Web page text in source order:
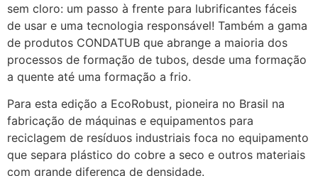
sem cloro: um passo à frente para lubrificantes fáceis
de usar e uma tecnologia responsável! Também a gama
de produtos CONDATUB que abrange a maioria dos
processos de formação de tubos, desde uma formação
a quente até uma formação a frio.
Para esta edição a EcoRobust, pioneira no Brasil na
fabricação de máquinas e equipamentos para
reciclagem de resíduos industriais foca no equipamento
que separa plástico do cobre a seco e outros materiais
com grande diferença de densidade.